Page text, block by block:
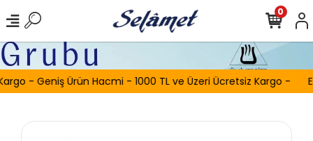
- Geniş Ürün Hacmi - 1000 TL ve Üzeri Ücretsiz Kargo -
0